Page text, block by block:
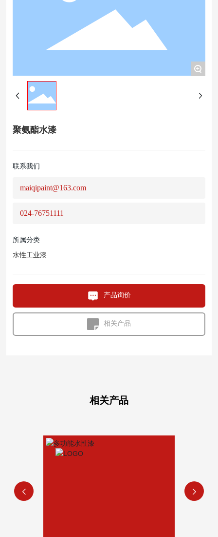
+
聚氨酯水漆
联系我们
maiqipaint@163.com
024-76751111
所属分类
水性工业漆
产品询价
相关产品
相关产品